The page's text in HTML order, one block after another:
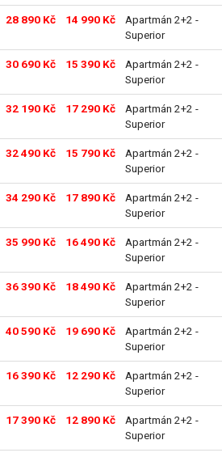
28 890 Kč 14 990 Kč
Apartmán 2+2 -
Superior
30 690 Kč 15 390 Kč
Apartmán 2+2 -
Superior
32 190 Kč 17 290 Kč
Apartmán 2+2 -
Superior
32 490 Kč 15 790 Kč
Apartmán 2+2 -
Superior
34 290 Kč 17 890 Kč
Apartmán 2+2 -
Superior
35 990 Kč 16 490 Kč
Apartmán 2+2 -
Superior
36 390 Kč 18 490 Kč
Apartmán 2+2 -
Superior
40 590 Kč 19 690 Kč
Apartmán 2+2 -
Superior
16 390 Kč 12 290 Kč
Apartmán 2+2 -
Superior
17 390 Kč 12 890 Kč
Apartmán 2+2 -
Superior